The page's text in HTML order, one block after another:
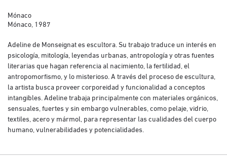
Mónaco
Mónaco, 1987
Adeline de Monseignat es escultora. Su trabajo traduce un interés en
psicología, mitología, leyendas urbanas, antropología y otras fuentes
literarias que hagan referencia al nacimiento, la fertilidad, el
antropomorfismo, y lo misterioso. A través del proceso de escultura,
la artista busca proveer corporeidad y funcionalidad a conceptos
intangibles. Adeline trabaja principalmente con materiales orgánicos,
sensuales, fuertes y sin embargo vulnerables, como pelaje, vidrio,
textiles, acero y mármol, para representar las cualidades del cuerpo
humano, vulnerabilidades y potencialidades.